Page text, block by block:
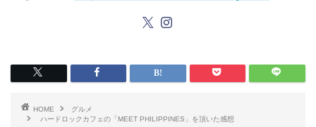
HOME
グルメ
ハードロックカフェの「MEET PHILIPPINES」を頂いた感想